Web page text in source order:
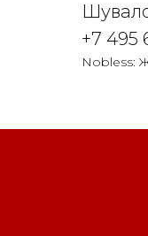
+7 495
Nobless: